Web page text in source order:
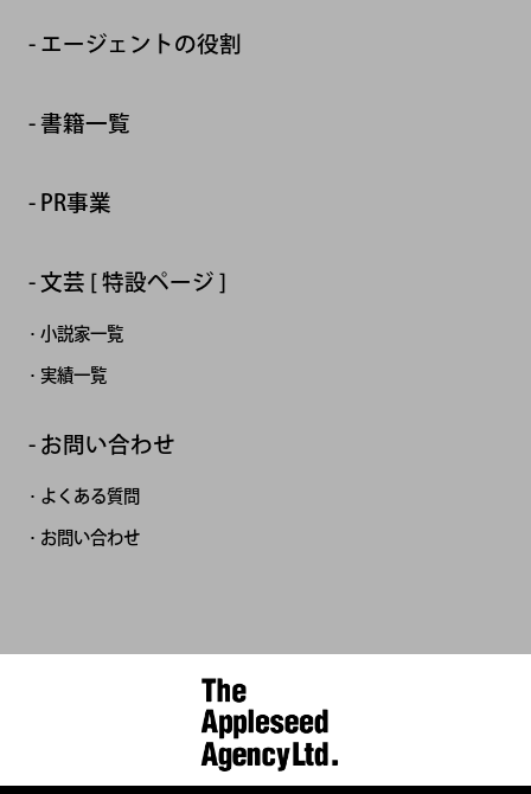
エージェントの役割
書籍一覧
PR事業
文芸 [ 特設ページ ]
小説家一覧
実績一覧
お問い合わせ
よくある質問
お問い合わせ